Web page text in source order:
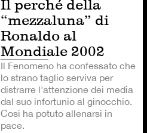
Il perché della
“mezzaluna” di
Ronaldo al
Mondiale 2002
Il Fenomeno ha confessato che
lo strano taglio serviva per
distrarre l'attenzione dei media
dal suo infortunio al ginocchio.
Così ha potuto allenarsi in
pace.